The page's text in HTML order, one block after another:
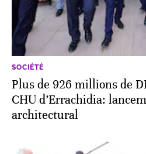
SOCIÉTÉ
Plus de 926 millions de
CHU d’Errachidia:
architectural